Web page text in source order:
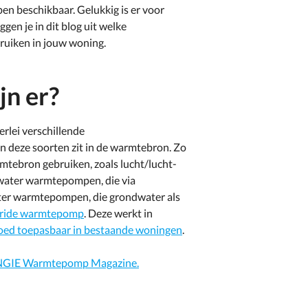
beschikbaar. Gelukkig is er voor
je in dit blog uit welke
in jouw woning.
er?
verschillende
deze soorten zit in de warmtebron. Zo
gebruiken, zoals lucht/lucht-
warmtepompen, die via
warmtepompen, die grondwater als
warmtepomp. Deze werkt in
toepasbaar in bestaande woningen.
Warmtepomp Magazine.